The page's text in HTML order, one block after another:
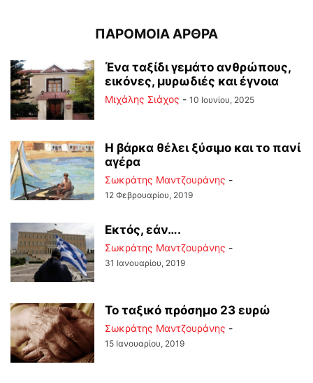
ΠΑΡΟΜΟΙΑ ΑΡΘΡΑ
Ένα ταξίδι γεμάτο ανθρώπους,
εικόνες, μυρωδιές και έγνοια
Μιχάλης Σιάχος - 10 Ιουνίου, 2025
Η βάρκα θέλει ξύσιμο και το πανί
αγέρα
Σωκράτης Μαντζουράνης -
12 Φεβρουαρίου, 2019
Εκτός, εάν….
Σωκράτης Μαντζουράνης -
31 Ιανουαρίου, 2019
Το ταξικό πρόσημο 23 ευρώ
Σωκράτης Μαντζουράνης -
15 Ιανουαρίου, 2019